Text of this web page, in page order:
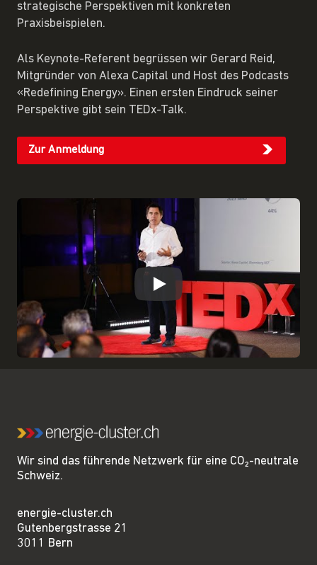
strategische Perspektiven mit konkreten
Praxisbeispielen.
Als Keynote-Referent begrüssen wir Gerard Reid,
Mitgründer von Alexa Capital und Host des Podcasts
«Redefining Energy». Einen ersten Eindruck seiner
Perspektive gibt sein TEDx-Talk.
Zur Anmeldung
Play
Wir sind das führende Netzwerk für eine CO₂-neutrale
Schweiz.
energie-cluster.ch
Gutenbergstrasse 21
3011 Bern